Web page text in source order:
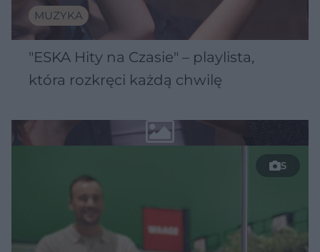
MUZYKA
"ESKA Hity na Czasie" – playlista,
która rozkręci każdą chwilę
5